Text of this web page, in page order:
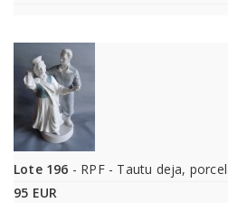
Lote 196 - RPF - Tautu deja,
95 EUR